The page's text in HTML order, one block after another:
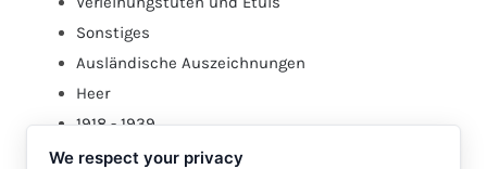
Sonstiges
Ausländische Auszeichnungen
Heer
1918 - 1939
Allgemeine Auszeichnungen
We respect your privacy